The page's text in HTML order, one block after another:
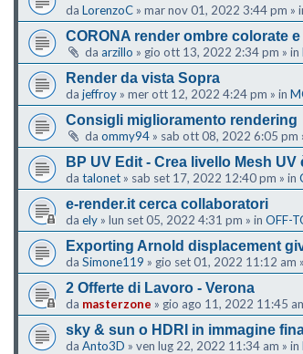
da LorenzoC » mar nov 01, 2022 3:44 pm »
CORONA render ombre colorate
da arzillo » gio ott 13, 2022 2:34 pm » in
Render da vista Sopra
da jeffroy » mer ott 12, 2022 4:24 pm » in
Consigli miglioramento rendering
da ommy94 » sab ott 08, 2022 6:05 pm
BP UV Edit - Crea livello Mesh UV
da talonet » sab set 17, 2022 12:40 pm » in
e-render.it cerca collaboratori
da ely » lun set 05, 2022 4:31 pm » in OFF-
Exporting Arnold displacement
da Simone119 » gio set 01, 2022 11:12 am
2 Offerte di Lavoro - Verona
da masterzone » gio ago 11, 2022 11:45
sky & sun o HDRI in immagine
da Anto3D » ven lug 22, 2022 11:34 am » in